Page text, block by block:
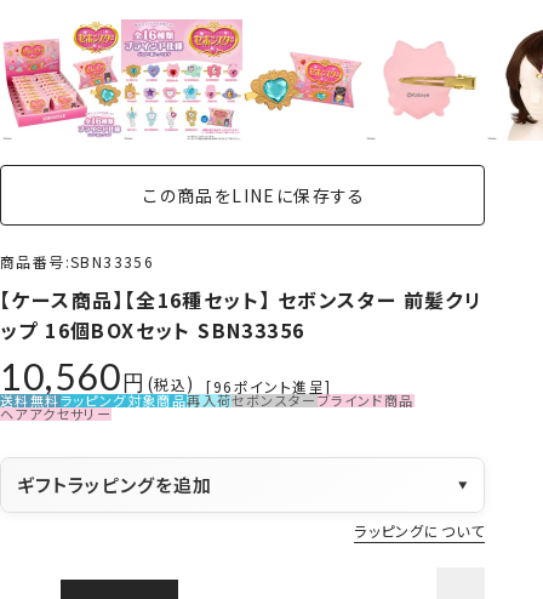
この商品をLINEに保存する
商品番号 SBN33356
【ケース商品】【全16種セット】 セボンスター 前髪クリ
ップ 16個BOXセット SBN33356
10,560 税込 [96ポイント進呈]
送料無料ラッピング対象商品再入荷セボンスターブラインド商品
ヘアアクセサリー
ギフトラッピングを追加 ▼
ラッピングについて